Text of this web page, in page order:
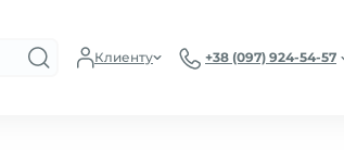
Клиенту +38 (097) 924-54-57